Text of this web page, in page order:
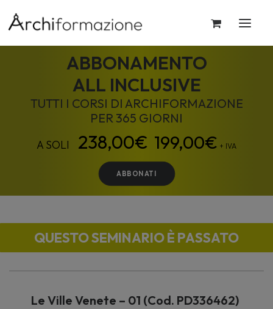
ABBONAMENTO
ALL INCLUSIVE
TUTTI I CORSI DI ARCHIFORMAZIONE
PER 365 GIORNI
199,00€ + IVA
ABBONATI
QUESTO SEMINARIO È PASSATO
Le Ville Venete – 01 (Cod. PD336462)